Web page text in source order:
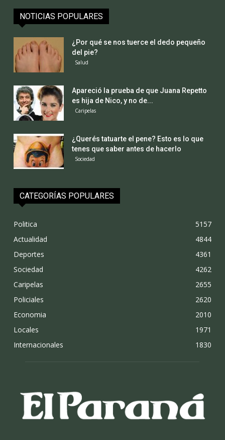
NOTICIAS POPULARES
¿Por qué se nos tuerce el dedo pequeño
del pie?
Salud
Apareció la prueba de que Juana Repetto
es hija de Nico, y no de...
Caripelas
¿Querés tatuarte el pene? Esto es lo que
tenes que saber antes de hacerlo
Sociedad
CATEGORÍAS POPULARES
Politica
5157
Actualidad
4844
Deportes
4361
Sociedad
4262
Caripelas
2655
Policiales
2620
Economia
2010
Locales
1971
Internacionales
1830